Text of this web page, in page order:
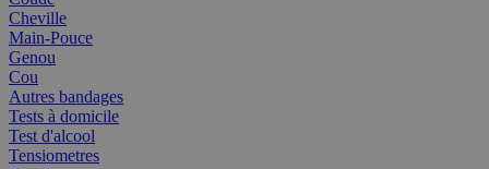
Cheville
Main-Pouce
Genou
Cou
Autres bandages
Tests à domicile
Test d'alcool
Tensiometres